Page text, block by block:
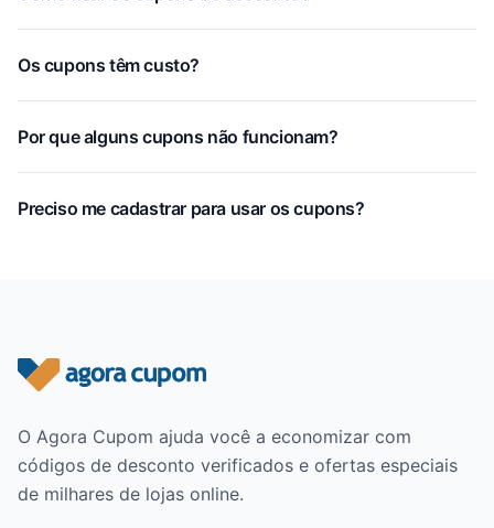
Os cupons têm custo?
Por que alguns cupons não funcionam?
Preciso me cadastrar para usar os cupons?
Rodapé do site
O Agora Cupom ajuda você a economizar com
códigos de desconto verificados e ofertas especiais
de milhares de lojas online.